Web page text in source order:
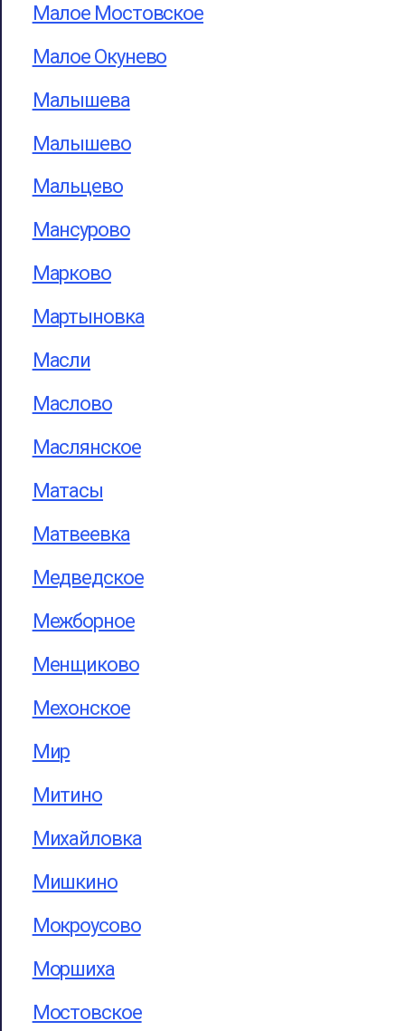
Малое Мостовское
Малое Окунево
Малышева
Малышево
Мальцево
Мансурово
Марково
Мартыновка
Масли
Маслово
Маслянское
Матасы
Матвеевка
Медведское
Межборное
Менщиково
Мехонское
Мир
Митино
Михайловка
Мишкино
Мокроусово
Моршиха
Мостовское